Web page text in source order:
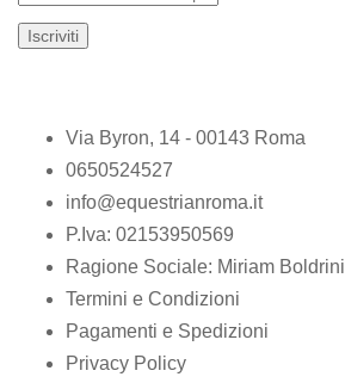
Via Byron, 14 - 00143 Roma
0650524527
info@equestrianroma.it
P.Iva: 02153950569
Ragione Sociale: Miriam Boldrini
Termini e Condizioni
Pagamenti e Spedizioni
Privacy Policy